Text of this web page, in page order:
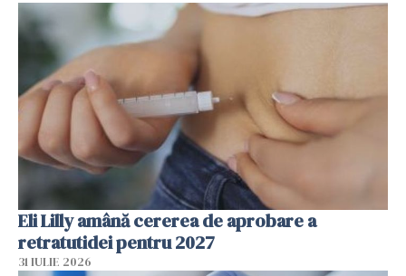
Eli Lilly amână cererea de aprobare a
retratutidei pentru 2027
31 IULIE 2026